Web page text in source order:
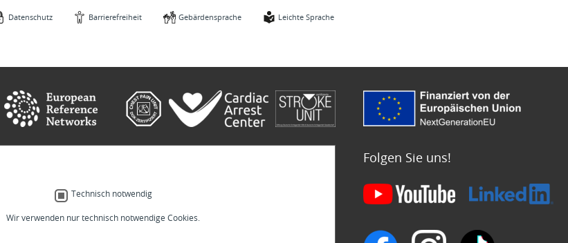
Datenschutz Barrierefreiheit Gebärdensprache Leichte Sprache
Gebärdensprache
Menschlich.
Folgen Sie uns!
Technisch notwendig
Wir verwenden nur technisch notwendige Cookies.